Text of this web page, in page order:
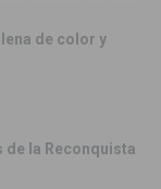
de color y
de la Reconquista